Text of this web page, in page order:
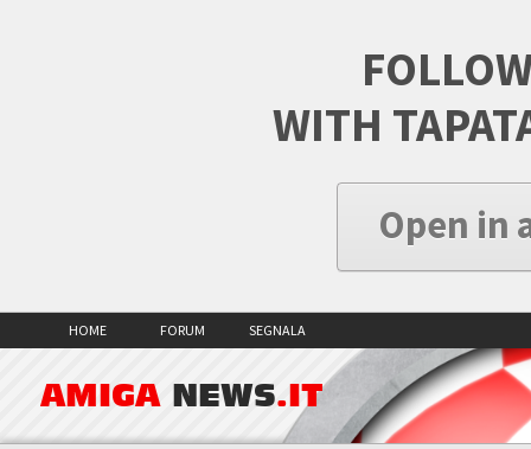
WITH
Open in
HOME FORUM SEGNALA
AMIGA NEWS.IT